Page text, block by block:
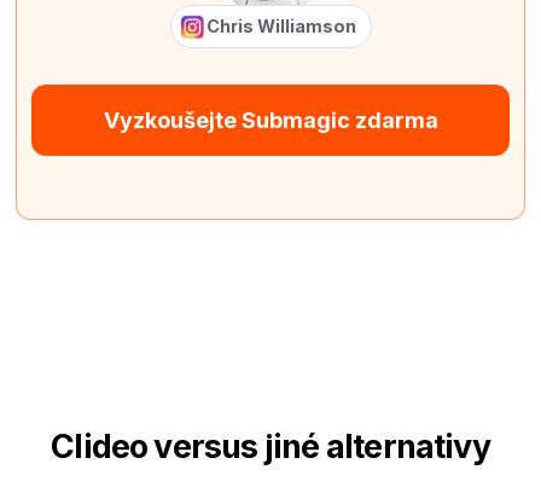
Chris Williamson
Vyzkoušejte Submagic zdarma
Clideo versus jiné alternativy